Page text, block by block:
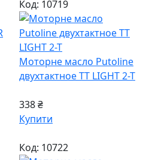
Код: 10719
Моторне масло Putoline
двухтактное TT LIGHT 2-T
338 ₴
Купити
Код: 10722